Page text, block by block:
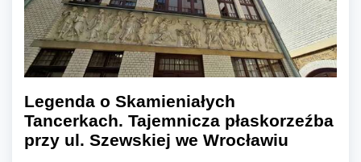
Legenda o Skamieniałych
Tancerkach. Tajemnicza płaskorzeźba
przy ul. Szewskiej we Wrocławiu